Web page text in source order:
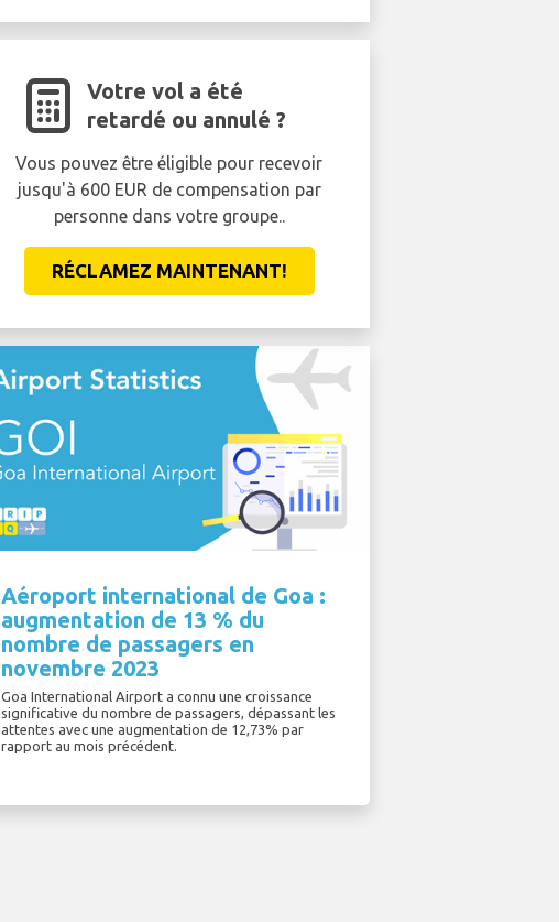
Votre vol a été
retardé ou annulé ?
Vous pouvez être éligible pour recevoir
jusqu'à 600 EUR de compensation par
personne dans votre groupe..
RÉCLAMEZ MAINTENANT!
Aéroport international de Goa :
augmentation de 13 % du
nombre de passagers en
novembre 2023
Goa International Airport a connu une croissance
significative du nombre de passagers, dépassant les
attentes avec une augmentation de 12,73% par
rapport au mois précédent.